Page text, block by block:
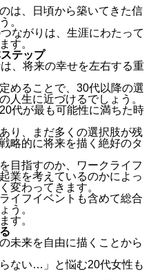
は、日頃から築いてきた信
。
ながりは、生涯にわたって
す。
テップ
、将来の幸せを左右する重
めることで、30代以降の選
人生に近づけるでしょう。
代が最も可能性に満ちた時
り、まだ多くの選択肢が残
略的に将来を描く絶好のタ
目指すのか、ワークライフ
業を考えているのかによっ
変わってきます。
イフイベントも含めて総合
う。
す。
未来を自由に描くことから
ない…」と悩む20代女性も